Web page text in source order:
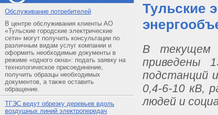
Обслуживание потребителей
В центре обслуживания клиенты АО
«Тульские городские электрические
сети» могут получить консультации по
различным видам услуг компании и
оформить необходимые документы в
режиме «одного окна»: подать заявку на
технологическое присоединение,
получить образцы необходимых
документов, а также оставить
обращение.
ТГЭС ведут обрезку деревьев вдоль
воздушных линий электропередач
Тульские
В текущем
приведены
подстанций
0,4-6-10 кВ,
людей и